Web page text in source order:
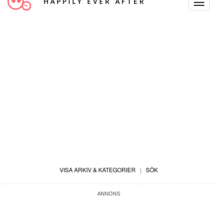
Toggle
VISA ARKIV & KATEGORIER | SÖK